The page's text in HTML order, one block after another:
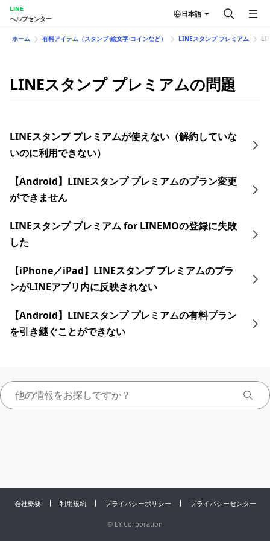
LINE
ヘルプセンター
日本語
ホーム 有料アイテム（スタンプ⋅絵文字⋅コインなど） LINEスタンプ プレミアム
LINEスタンプ プレミアムの問題
LINEスタンプ プレミアムが使えない（解約していな
いのに利用できない）
【Android】LINEスタンプ プレミアムのプラン変更
ができません
LINEスタンプ プレミアム for LINEMOの登録に失敗
した
【iPhone／iPad】LINEスタンプ プレミアムのプラ
ンがLINEアプリ内に反映されない
【Android】LINEスタンプ プレミアムの有料プラン
を引き継ぐことができない
会社概要 利用規約 プライバシーポリシー プライバシーセンター
© LY Corporation